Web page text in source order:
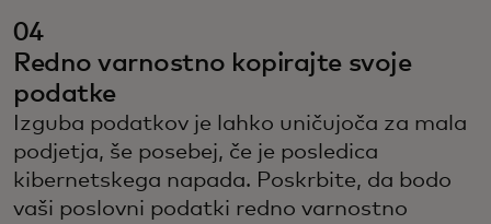
04
Redno varnostno kopirajte svoje
podatke
Izguba podatkov je lahko uničujoča za mala
podjetja, še posebej, če je posledica
kibernetskega napada. Poskrbite, da bodo
vaši poslovni podatki redno varnostno